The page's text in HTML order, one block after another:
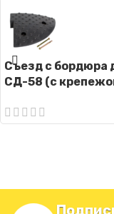
Съезд с бордюра
СД-58 (с